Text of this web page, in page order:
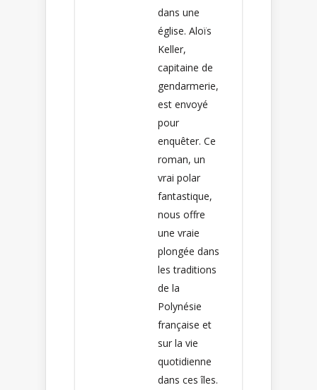
dans une
église. Aloïs
Keller,
capitaine de
gendarmerie,
est envoyé
pour
enquêter. Ce
roman, un
vrai polar
fantastique,
nous offre
une vraie
plongée dans
les traditions
de la
Polynésie
française et
sur la vie
quotidienne
dans ces îles.